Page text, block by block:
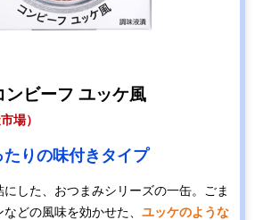
ビーフ ユッケ風
場）
りの味付きタイプ
した、おつまみシリーズの一缶。ごま
どの風味を効かせた、 ユッケのような